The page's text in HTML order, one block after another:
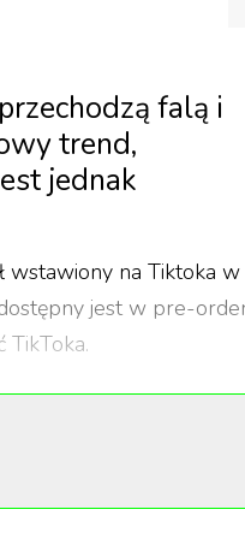
falą i
trend,
jednak
wstawiony na Tiktoka w
jest w pre-
TikToka.
wersję siebie. Zauważa
parzonej kawy. Wiersz
się viralem, a media